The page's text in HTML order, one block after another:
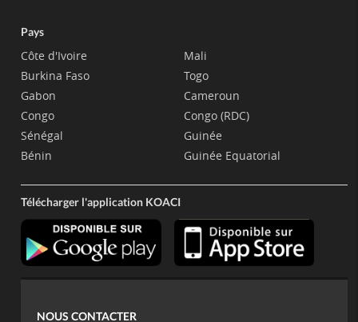
Pays
Côte d'Ivoire
Burkina Faso
Gabon
Congo
Sénégal
Bénin
Mali
Togo
Cameroun
Congo (RDC)
Guinée
Guinée Equatorial
Télécharger l'application KOACI
NOUS CONTACTER